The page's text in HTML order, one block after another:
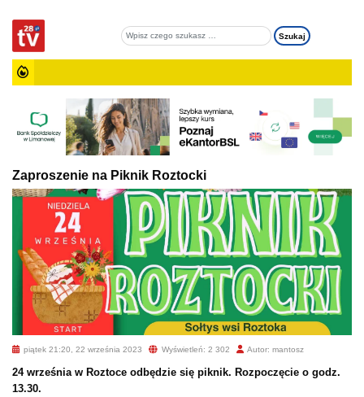
Zaproszenie na Piknik Roztocki
piątek 21:20, 22 września 2023 Wyświetleń: 2 302 Autor: mantosz
24 września w Roztoce odbędzie się piknik. Rozpoczęcie o godz.
13.30.